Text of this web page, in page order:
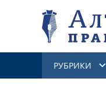
РУБРИКИ